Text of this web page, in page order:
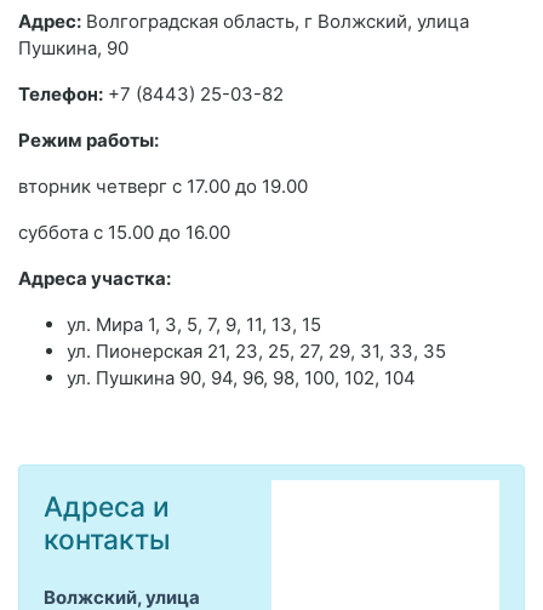
Адрес: Волгоградская область, г Волжский, улица
Пушкина, 90
Телефон: +7 (8443) 25-03-82
Режим работы:
вторник четверг с 17.00 до 19.00
суббота с 15.00 до 16.00
Адреса участка:
ул. Мира 1, 3, 5, 7, 9, 11, 13, 15
ул. Пионерская 21, 23, 25, 27, 29, 31, 33, 35
ул. Пушкина 90, 94, 96, 98, 100, 102, 104
Адреса и
контакты
Волжский, улица